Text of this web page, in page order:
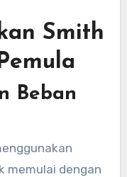
Smith
Beban
memulai dengan